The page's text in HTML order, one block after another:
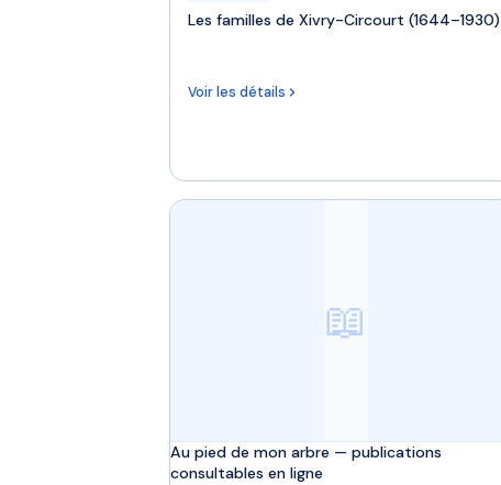
Les familles de Xivry-Circourt (1644–1930)
Voir les détails
📖
Au pied de mon arbre — publications
consultables en ligne